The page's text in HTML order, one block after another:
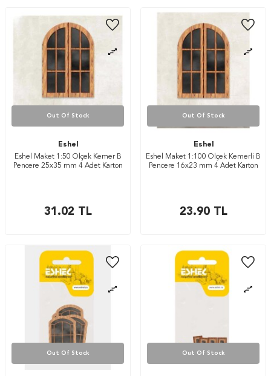
Out Of Stock
Eshel
Eshel Maket 1:50 Ölçek Kemer B
Pencere 25x35 mm 4 Adet Karton
31.02 TL
Out Of Stock
Eshel
Eshel Maket 1:100 Ölçek Kemerli B
Pencere 16x23 mm 4 Adet Karton
23.90TL
Out Of Stock Out Of Stock